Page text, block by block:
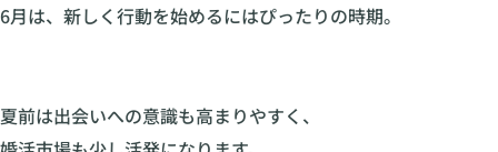
6月は、新しく行動を始めるにはぴったりの時期。
夏前は出会いへの意識も高まりやすく、